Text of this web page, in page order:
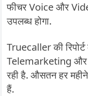
फीचर Voice और
उपलब्ध होगा.
Truecaller की
Telemarketing और
रही है. औसतन हर
हैं.